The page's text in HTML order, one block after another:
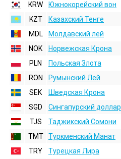
KRW
Южнокорейский вон
KZT
Казахский Тенге
MDL
Молдавский лей
NOK
Норвежская Крона
PLN
Польская Злота
RON
Румынский Лей
SEK
Шведская Крона
SGD
Сингапурский доллар
TJS
Таджикский Сомони
TMT
Туркменский Манат
TRY
Турецкая Лира